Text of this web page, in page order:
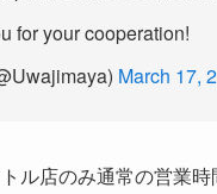
for your cooperation!
March 17,
ル店のみ通常の営業